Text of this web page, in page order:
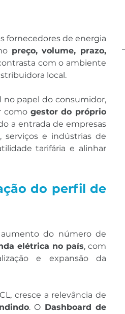
fornecedores de energia
preço, volume, prazo,
com o ambiente
local.
no papel do consumidor,
como gestor do próprio
a entrada de empresas
serviços e indústrias de
tarifária e alinhar
do perfil de
do número de
elétrica no país, com
e expansão da
cresce a relevância de
. O Dashboard de